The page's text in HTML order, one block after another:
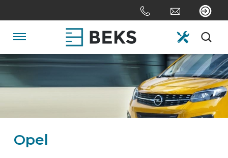
to
content
to
SYSTEMER
Opel